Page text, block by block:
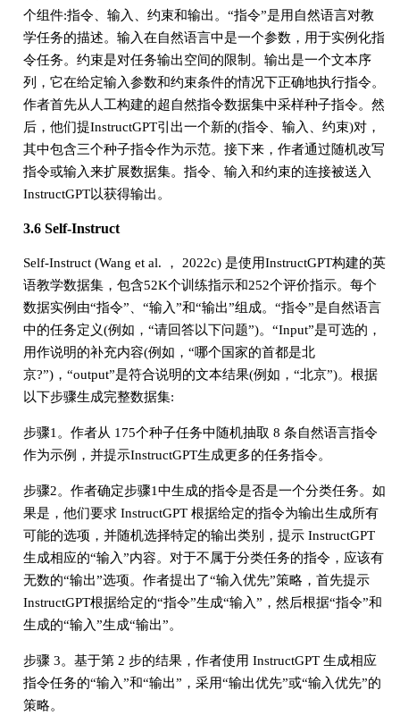
个组件:指令、输入、约束和输出。“指令”是用自然语言对教
学任务的描述。输入在自然语言中是一个参数，用于实例化指
令任务。约束是对任务输出空间的限制。输出是一个文本序
列，它在给定输入参数和约束条件的情况下正确地执行指令。
作者首先从人工构建的超自然指令数据集中采样种子指令。然
后，他们提InstructGPT引出一个新的(指令、输入、约束)对，
其中包含三个种子指令作为示范。接下来，作者通过随机改写
指令或输入来扩展数据集。指令、输入和约束的连接被送入
InstructGPT以获得输出。
3.6 Self-Instruct
Self-Instruct (Wang et al. ， 2022c) 是使用InstructGPT构建的英
语教学数据集，包含52K个训练指示和252个评价指示。每个
数据实例由“指令”、“输入”和“输出”组成。“指令”是自然语言
中的任务定义(例如，“请回答以下问题”)。“Input”是可选的，
用作说明的补充内容(例如，“哪个国家的首都是北
京?”)，“output”是符合说明的文本结果(例如，“北京”)。根据
以下步骤生成完整数据集:
步骤1。作者从 175个种子任务中随机抽取 8 条自然语言指令
作为示例，并提示InstructGPT生成更多的任务指令。
步骤2。作者确定步骤1中生成的指令是否是一个分类任务。如
果是，他们要求 InstructGPT 根据给定的指令为输出生成所有
可能的选项，并随机选择特定的输出类别，提示 InstructGPT
生成相应的“输入”内容。对于不属于分类任务的指令，应该有
无数的“输出”选项。作者提出了“输入优先”策略，首先提示
InstructGPT根据给定的“指令”生成“输入”，然后根据“指令”和
生成的“输入”生成“输出”。
步骤 3。基于第 2 步的结果，作者使用 InstructGPT 生成相应
指令任务的“输入”和“输出”，采用“输出优先”或“输入优先”的
策略。